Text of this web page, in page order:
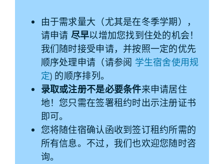
由于需求量大（尤其是在冬季学期），
请申请 尽早以增加您找到住处的机会！
我们随时接受申请，并按照一定的优先
顺序处理申请（请参阅 学生宿舍使用规
定) 的顺序排列。
录取或注册不是必要条件来申请居住
地！您只需在签署租约时出示注册证书
即可。
您将随住宿确认函收到签订租约所需的
所有信息。不过，我们也欢迎您随时咨
询。